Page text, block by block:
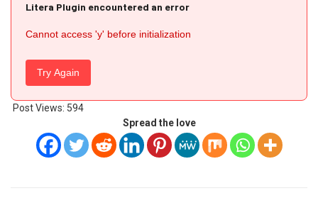
Litera Plugin encountered an error
Cannot access 'y' before initialization
Try Again
Post Views: 594
Spread the love